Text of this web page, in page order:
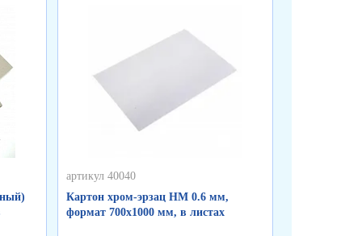
артикул 40040
Картон хром-эрзац НМ 0.6 мм,
формат 700х1000 мм, в листах